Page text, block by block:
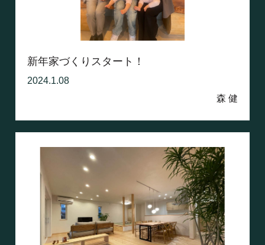
新年家づくりスタート！
2024.1.08
森 健